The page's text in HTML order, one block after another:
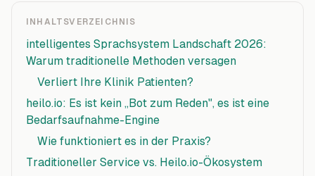
INHALTSVERZEICHNIS
intelligentes Sprachsystem Landschaft 2026:
Warum traditionelle Methoden versagen
Verliert Ihre Klinik Patienten?
heilo.io: Es ist kein „Bot zum Reden", es ist eine
Bedarfsaufnahme-Engine
Wie funktioniert es in der Praxis?
Traditioneller Service vs. Heilo.io-Ökosystem